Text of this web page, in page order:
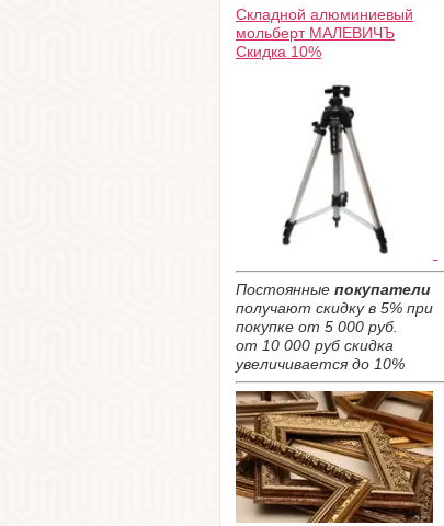
Складной алюминиевый
мольберт МАЛЕВИЧЪ
Скидка 10%
Постоянные покупатели
получают скидку в 5% при
покупке от 5 000 руб.
от 10 000 руб скидка
увеличивается до 10%